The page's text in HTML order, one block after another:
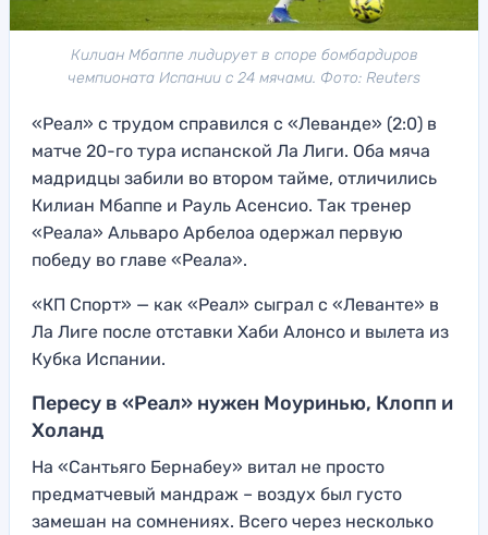
Килиан Мбаппе лидирует в споре бомбардиров
чемпионата Испании с 24 мячами. Фото: Reuters
«Реал» с трудом справился с «Леванде» (2:0) в
матче 20-го тура испанской Ла Лиги. Оба мяча
мадридцы забили во втором тайме, отличились
Килиан Мбаппе и Рауль Асенсио. Так тренер
«Реала» Альваро Арбелоа одержал первую
победу во главе «Реала».
«КП Спорт» — как «Реал» сыграл с «Леванте» в
Ла Лиге после отставки Хаби Алонсо и вылета из
Кубка Испании.
Пересу в «Реал» нужен Моуринью, Клопп и
Холанд
На «Сантьяго Бернабеу» витал не просто
предматчевый мандраж – воздух был густо
замешан на сомнениях. Всего через несколько